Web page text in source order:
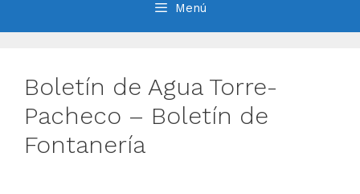
Menú
Boletín de Agua Torre-
Pacheco – Boletín de
Fontanería